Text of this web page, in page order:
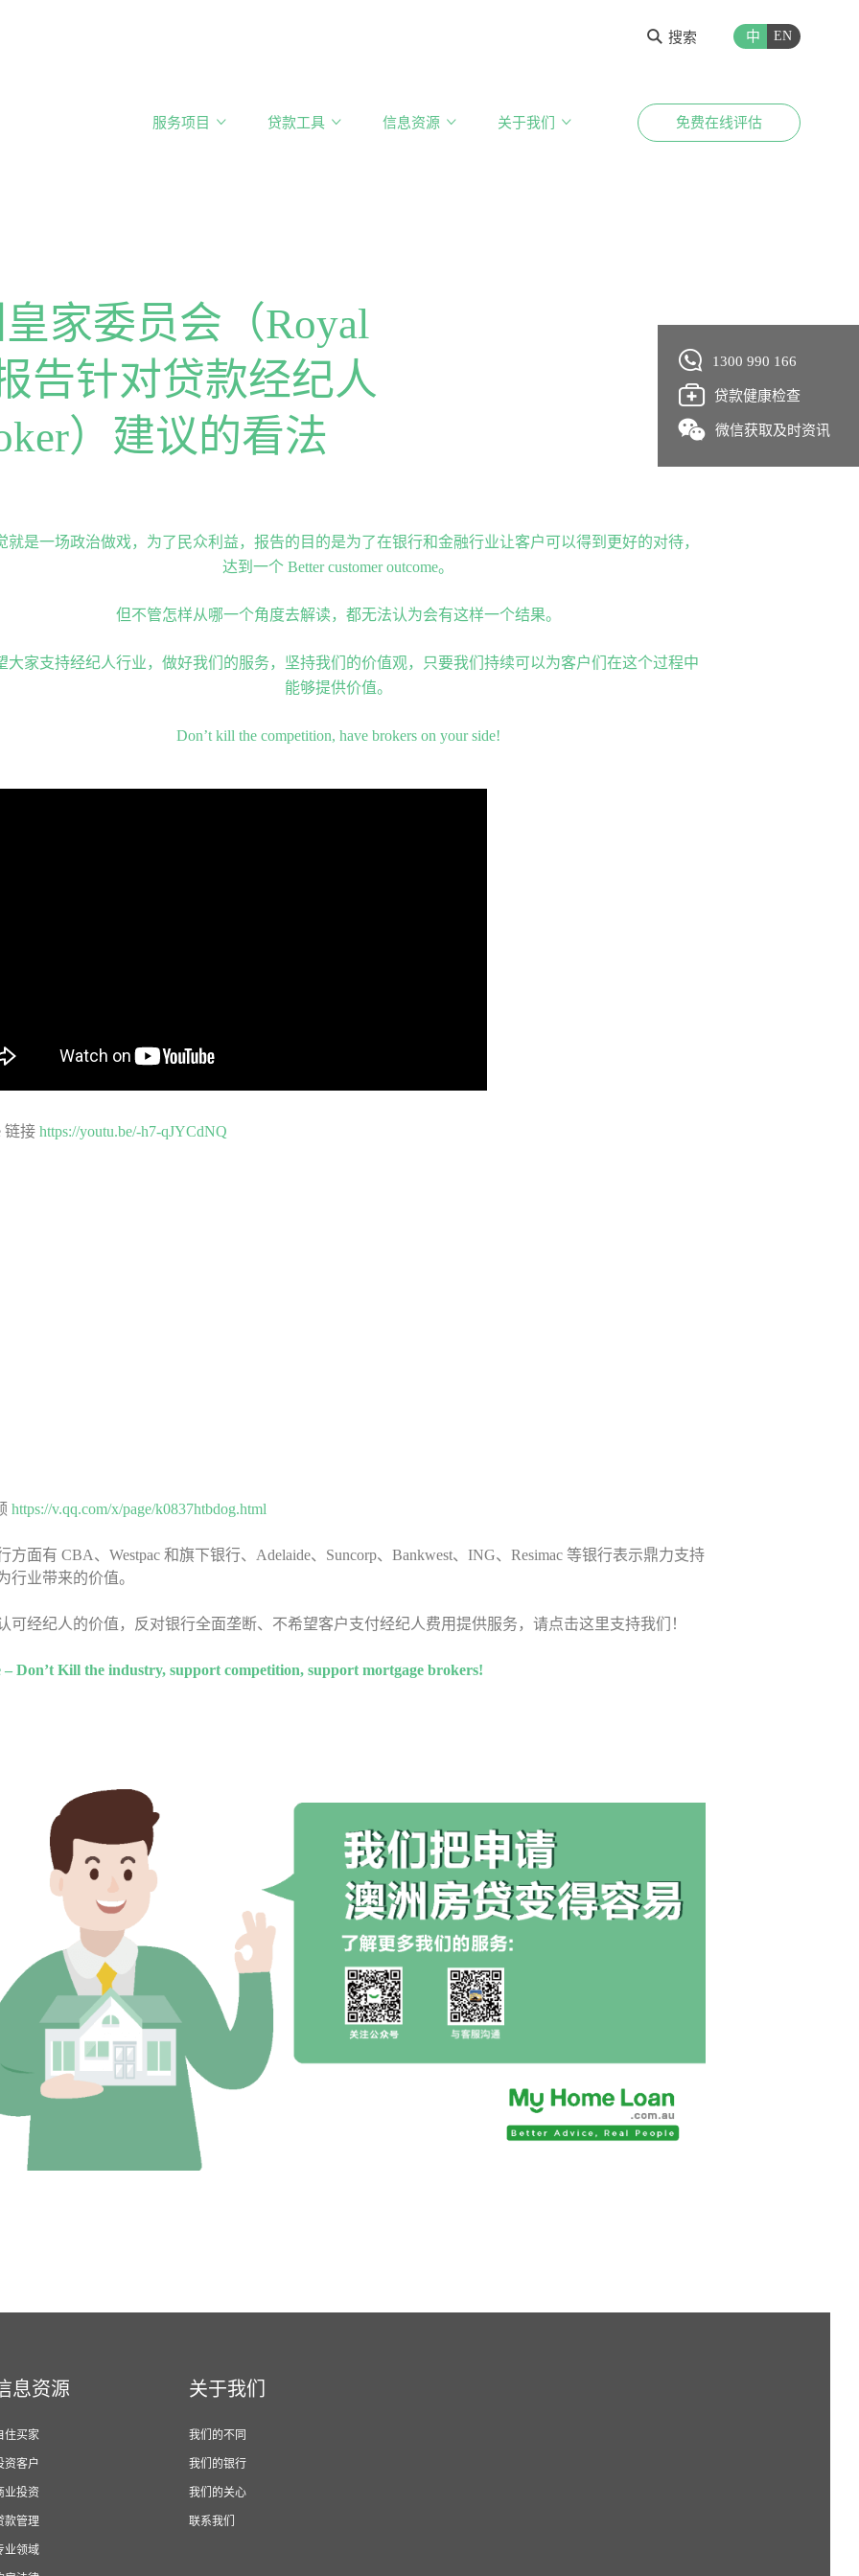
搜索 中 EN
服务项目 贷款工具 信息资源 关于我们 免费在线评估
家委员会（Royal
告针对贷款经纪人
）建议的看法
就是一场政治做戏，为了民众利益， 报告的目的是为了在银行和金融行业让客户可以得到更好的对待，
达到一个 Better customer outcome。
但不管怎样从哪一个角度去解读，都无法认为会有这样一个结果。
大家支持经纪人行业，做好我们的服务，坚持我们的价值观，只要我们持续可以为客户们在这个过程中
能够提供价值。
Don’t kill the competition, have brokers on your side!
链接 https://youtu.be/-h7-qJYCdNQ
https://v.qq.com/x/page/k0837htbdog.html
方面有 CBA、Westpac 和旗下银行、Adelaide、Suncorp、Bankwest、ING、Resimac 等银行表示鼎力支持
行业带来的价值。
可经纪人的价值，反对银行全面垄断、不希望客户支付经纪人费用提供服务，请点击这里支持我们！
– Don’t Kill the industry, support competition, support mortgage brokers!
息资源
住买家
资客户
业投资
款管理
业领域
关于我们
我们的不同
我们的银行
我们的关心
联系我们
1300 990 166
贷款健康检查
微信获取及时资讯